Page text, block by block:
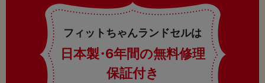
フィットちゃんランドセルは
日本製・6年間の無料修理
保証付き